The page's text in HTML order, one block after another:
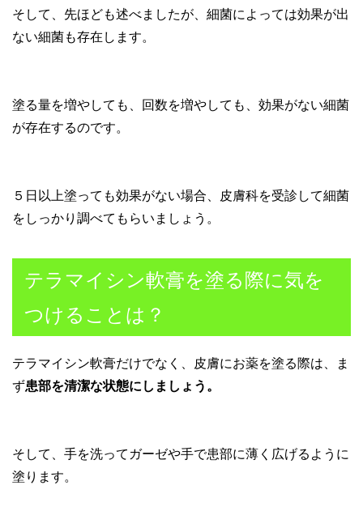
そして、先ほども述べましたが、細菌によっては効果が出
ない細菌も存在します。
塗る量を増やしても、回数を増やしても、効果がない細菌
が存在するのです。
５日以上塗っても効果がない場合、皮膚科を受診して細菌
をしっかり調べてもらいましょう。
テラマイシン軟膏を塗る際に気を
つけることは？
テラマイシン軟膏だけでなく、皮膚にお薬を塗る際は、ま
ず患部を清潔な状態にしましょう。
そして、手を洗ってガーゼや手で患部に薄く広げるように
塗ります。